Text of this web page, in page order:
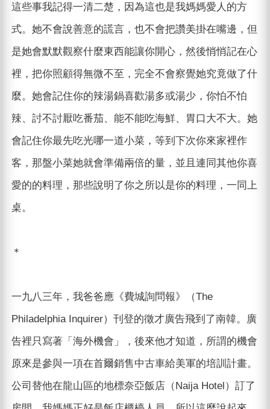
這些事我記得一清二楚，因為這也是我媽媽愛人的方
式。她不會說善意的謊言，也不會把讚美掛在嘴邊，但
是她會默默觀察什麼東西能讓你開心，然後悄悄記在心
裡，把你照顧得無微不至，完全不會察覺她究竟做了什
麼。她會記住你的辣湯鍋喜歡湯多或湯少，你怕不怕
辣、討不討厭吃番茄、能不能吃海鮮、胃口大不大。她
會記住你最先吃光哪一道小菜，等到下次你來家裡作
客，那盤小菜她就會準備兩倍的量，並且連同其他你喜
愛的的料理，那些說明了你之所以是你的料理，一同上
桌。
＊
一九八三年，我爸爸應《費城詢問報》（The
Philadelphia Inquirer）刊登的徵才廣告飛到了南韓。廣
告裡只寫著「海外機會」，後來他才知道，所謂的機會
原來是參與一項在首爾銷售中古車給美軍的培訓計畫。
公司替他在龍山區的地標奈亞飯店（Naija Hotel）訂了